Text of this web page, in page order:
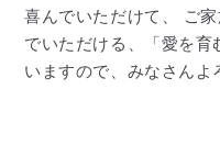
喜んでいただけて、 ご
でいただける、「愛を
いますので、みなさんよ